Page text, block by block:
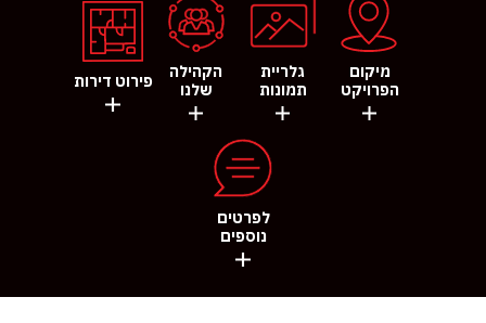
מיקום
הפרויקט
גלריית
תמונות
הקהילה
שלנו
פירוט דירות
לפרטים
נוספים